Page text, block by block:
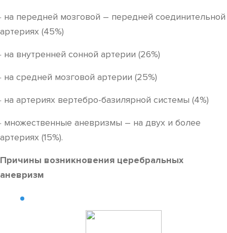
· на передней мозговой – передней соединительной
артериях (45%)
· на внутренней сонной артерии (26%)
· на средней мозговой артерии (25%)
· на артериях вертебро-базилярной системы (4%)
· множественные аневризмы – на двух и более
артериях (15%).
Причины возникновения церебральных
аневризм